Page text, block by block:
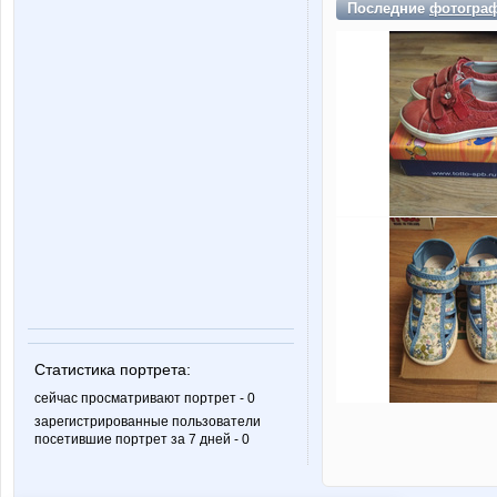
Статистика портрета:
сейчас просматривают портрет - 0
зарегистрированные пользователи
посетившие портрет за 7 дней - 0
Последние